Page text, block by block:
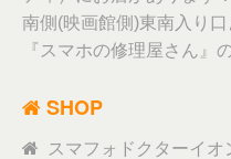
南側(映画館側)東南入り
『スマホの修理屋さん』
SHOP
スマフォドクターイオ